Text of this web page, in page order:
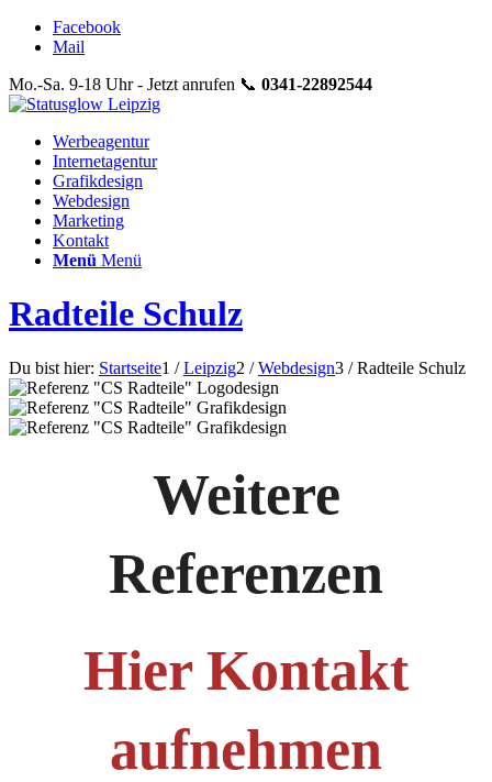
Facebook
Mail
Mo.-Sa. 9-18 Uhr - Jetzt anrufen 📞 0341-22892544
Werbeagentur
Internetagentur
Grafikdesign
Webdesign
Marketing
Kontakt
Menü Menü
Radteile Schulz
Du bist hier: Startseite1 / Leipzig2 / Webdesign3 / Radteile Schulz
Weitere
Referenzen
Hier Kontakt
aufnehmen